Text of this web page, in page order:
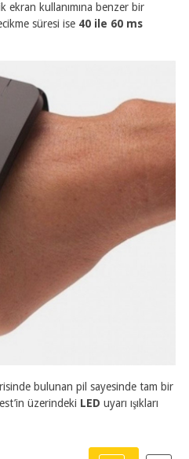
ekran kullanımına benzer bir
süresi ise 40 ile 60 ms
bulunan pil sayesinde tam bir
üzerindeki LED uyarı ışıkları